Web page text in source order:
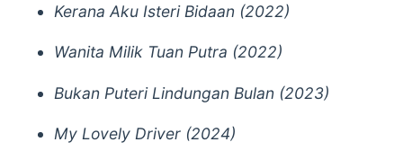
Kerana Aku Isteri Bidaan (2022)
Wanita Milik Tuan Putra (2022)
Bukan Puteri Lindungan Bulan (2023)
My Lovely Driver (2024)